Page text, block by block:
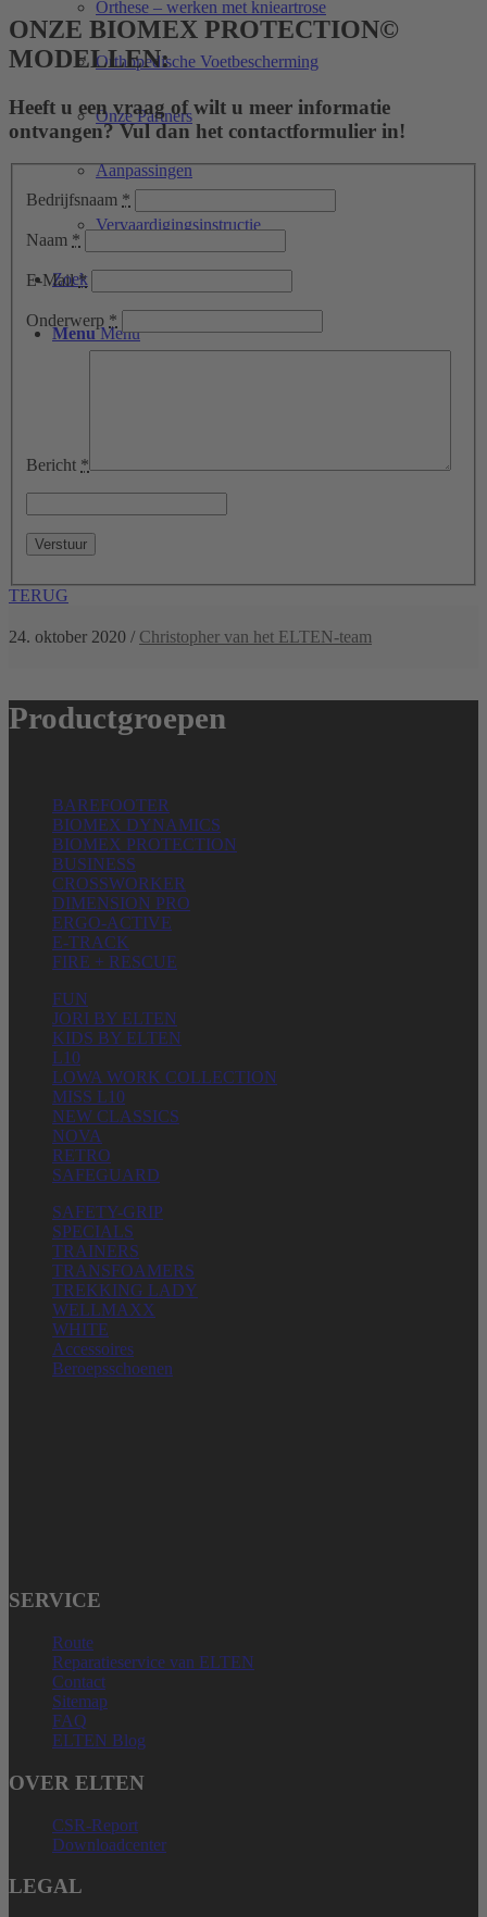
Orthese – werken met knieartrose
Orthopedische Voetbescherming
Onze Partners
Aanpassingen
Vervaardigingsinstructie
Zoek
Menu Menu
ONZE BIOMEX PROTECTION©
MODELLEN:
Heeft u een vraag of wilt u meer informatie
ontvangen? Vul dan het contactformulier in!
Bedrijfsnaam *
Naam *
E-Mail*
Onderwerp *
Bericht *
TERUG
24. oktober 2020 / Christopher van het ELTEN-team
Productgroepen
BAREFOOTER
BIOMEX DYNAMICS
BIOMEX PROTECTION
BUSINESS
CROSSWORKER
DIMENSION PRO
ERGO-ACTIVE
E-TRACK
FIRE + RESCUE
FUN
JORI BY ELTEN
KIDS BY ELTEN
L10
LOWA WORK COLLECTION
MISS L10
NEW CLASSICS
NOVA
RETRO
SAFEGUARD
SAFETY-GRIP
SPECIALS
TRAINERS
TRANSFOAMERS
TREKKING LADY
WELLMAXX
WHITE
Accessoires
Beroepsschoenen
SERVICE
Route
Reparatieservice van ELTEN
Contact
Sitemap
FAQ
ELTEN Blog
OVER ELTEN
CSR-Report
Downloadcenter
LEGAL